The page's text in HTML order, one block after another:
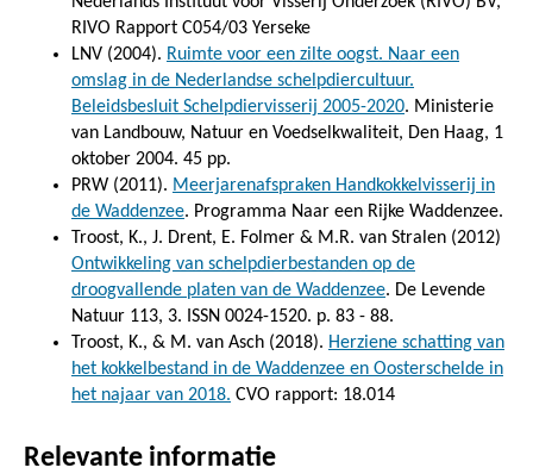
RIVO Rapport C054/03 Yerseke
LNV (2004). Ruimte voor een zilte oogst. Naar een
omslag in de Nederlandse schelpdiercultuur.
Beleidsbesluit Schelpdiervisserij 2005-2020. Ministerie
van Landbouw, Natuur en Voedselkwaliteit, Den Haag, 1
oktober 2004. 45 pp.
PRW (2011). Meerjarenafspraken Handkokkelvisserij in
de Waddenzee. Programma Naar een Rijke Waddenzee.
Troost, K., J. Drent, E. Folmer & M.R. van Stralen (2012)
Ontwikkeling van schelpdierbestanden op de
droogvallende platen van de Waddenzee. De Levende
Natuur 113, 3. ISSN 0024-1520. p. 83 - 88.
Troost, K., & M. van Asch (2018). Herziene schatting van
het kokkelbestand in de Waddenzee en Oosterschelde in
het najaar van 2018. CVO rapport: 18.014
Relevante informatie